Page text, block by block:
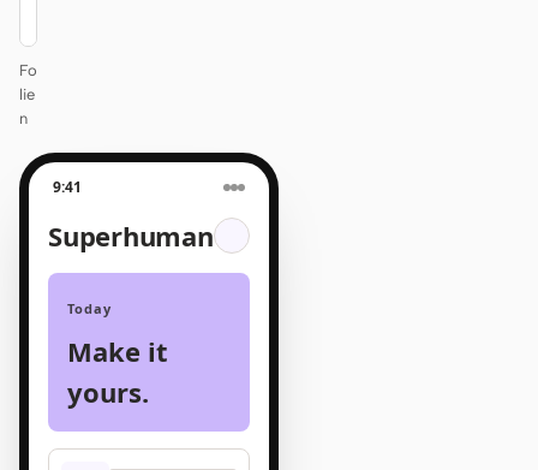
Fo
lie
n
9:41
Superhuman
Today
Make it
yours.